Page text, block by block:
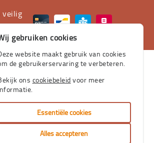
veilig
met
- Alle rechten voorbehouden.
Vlaams & Neutraal Ziekenfonds en van
Vlaanderen
gebruiken cookies
website maakt gebruik van cookies
de gebruikerservaring te verbeteren.
ons cookiebeleid voor meer
Essentiële cookies
Alles accepteren